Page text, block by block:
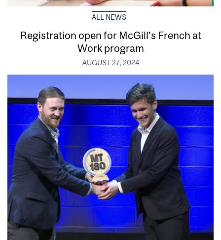
ALL NEWS
Registration open for McGill’s French at
Work program
AUGUST 27, 2024